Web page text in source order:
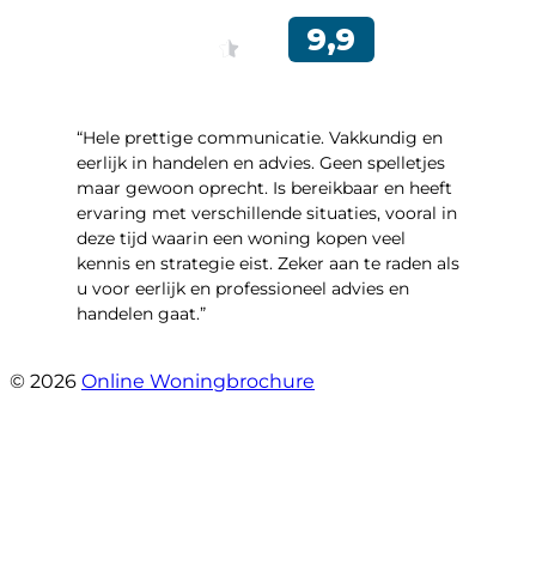
“Hele prettige communicatie. Vakkundig en
eerlijk in handelen en advies. Geen spelletjes
maar gewoon oprecht. Is bereikbaar en heeft
ervaring met verschillende situaties, vooral in
deze tijd waarin een woning kopen veel
kennis en strategie eist. Zeker aan te raden als
u voor eerlijk en professioneel advies en
handelen gaat.”
© 2026 Online Woningbrochure